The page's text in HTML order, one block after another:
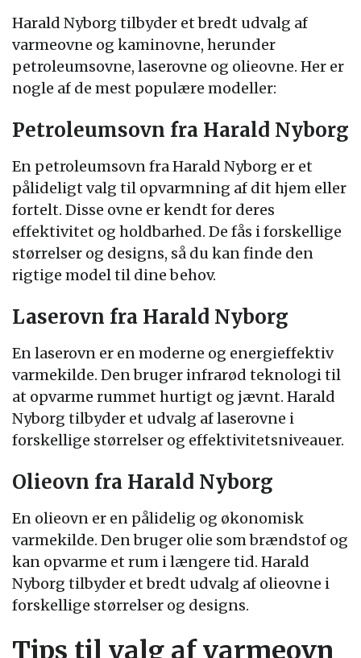
Harald Nyborg tilbyder et bredt udvalg af
varmeovne og kaminovne, herunder
petroleumsovne, laserovne og olieovne. Her er
nogle af de mest populære modeller:
Petroleumsovn fra Harald Nyborg
En petroleumsovn fra Harald Nyborg er et
pålideligt valg til opvarmning af dit hjem eller
fortelt. Disse ovne er kendt for deres
effektivitet og holdbarhed. De fås i forskellige
størrelser og designs, så du kan finde den
rigtige model til dine behov.
Laserovn fra Harald Nyborg
En laserovn er en moderne og energieffektiv
varmekilde. Den bruger infrarød teknologi til
at opvarme rummet hurtigt og jævnt. Harald
Nyborg tilbyder et udvalg af laserovne i
forskellige størrelser og effektivitetsniveauer.
Olieovn fra Harald Nyborg
En olieovn er en pålidelig og økonomisk
varmekilde. Den bruger olie som brændstof og
kan opvarme et rum i længere tid. Harald
Nyborg tilbyder et bredt udvalg af olieovne i
forskellige størrelser og designs.
Tips til valg af varmeovn